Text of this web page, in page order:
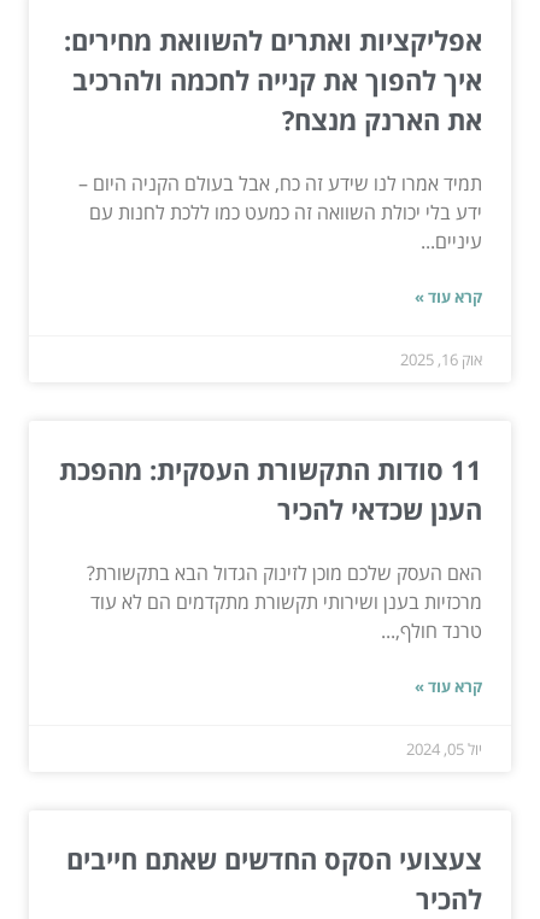
אפליקציות ואתרים להשוואת מחירים:
איך להפוך את קנייה לחכמה ולהרכיב
את הארנק מנצח?
תמיד אמרו לנו שידע זה כח, אבל בעולם הקניה היום –
ידע בלי יכולת השוואה זה כמעט כמו ללכת לחנות עם
עיניים...
קרא עוד »
אוק 16, 2025
11 סודות התקשורת העסקית: מהפכת
הענן שכדאי להכיר
האם העסק שלכם מוכן לזינוק הגדול הבא בתקשורת?
מרכזיות בענן ושירותי תקשורת מתקדמים הם לא עוד
טרנד חולף,...
קרא עוד »
יול 05, 2024
צעצועי הסקס החדשים שאתם חייבים
להכיר